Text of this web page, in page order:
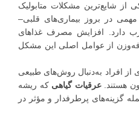
از شایع‌ترین مشکلات متابولیک
در بروز بیماری‌های قلبی–
دارد. افزایش مصرف غذاهای
از عوامل اصلی این مشکل
از افراد به‌دنبال روش‌های طبیعی
هستند.عرقیات گیاهی که ریشه
گزینه‌های پرطرفدار و مؤثر در